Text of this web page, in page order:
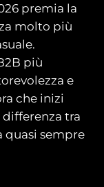
premia la
molto più
più
e
che inizi
differenza tra
quasi sempre